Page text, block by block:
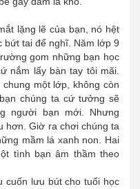
lặng lẽ của bạn, nó hệt
bứt tai để nghĩ. Năm lớp 9
gom những bạn học
nắm lấy bàn tay tôi mãi.
một lớp, không còn
chúng ta cứ tưởng sẽ
người bạn mới. Nhưng
hơn. Giờ ra chơi chúng ta
mầm lá xanh non. Hai
tình bạn âm thầm theo
cuốn lưu bút cho tuổi học